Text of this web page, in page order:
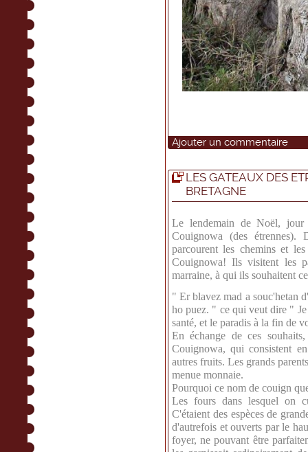
Ajouter un commentaire
LES GATEAUX DES
BRETAGNE
Le lendemain de Noël,
Couignowa (des étrennes).
parcourent les chemins et
Couignowa! Ils visitent les
marraine, à qui ils souhaitent
" Er blavez mad a souc'hetan
ho puez. " ce qui veut dire "
santé, et le paradis à la fin de
En échange de ces
Couignowa, qui consistent
autres fruits. Les grands
menue monnaie.
Pourquoi ce nom de couign
Les fours dans lesquel on
C'étaient des espèces de
d'autrefois et ouverts par le
foyer, ne pouvant être